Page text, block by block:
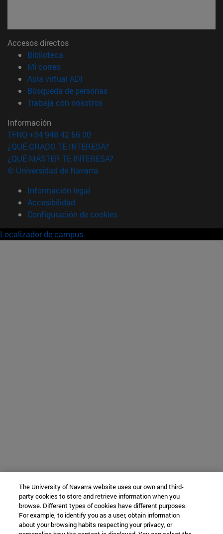
Accesos directos
Biblioteca
Mi correo(abre en nueva ventana)
Aula virtual ADI
Búsqueda de personas(abre en nueva ventana)
Trabaja con nosotros(abre en nueva ventana)
Información
TFNO +34 948 42 56 00
¿QUÉ GRADO TE INTERESA?
¿QUÉ MÁSTER TE INTERESA?
© Universidad de Navarra
Información legal
Accesibilidad
Configuración de cookies
Localizador de campus
The University of Navarra website uses our own and third-
party cookies to store and retrieve information when you
browse. Different types of cookies have different purposes.
For example, to identify you as a user, obtain information
about your browsing habits respecting your privacy, or